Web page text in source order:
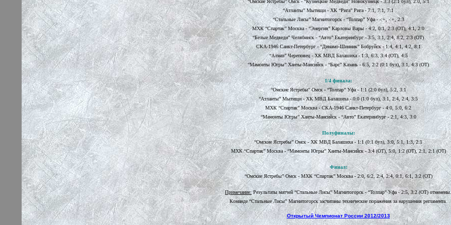
“Омские Ястребы” Омск - “Кузнецкие Медведи” Новокузнецк - 3:3 (2:1 бул), 2:0, 5:1
“Атланты” Мытищи - ХК “Рига” Рига - 7:1, 7:1, 7:1
“Стальные Лисы” Магнитогорск - “Толпар” Уфа - -:+, -:+, 2:3
МХК “Спартак” Москва - “Энергия” Карловы Вары - 4:2, 0:1, 2:3 (ОТ), 4:1, 2:0
“Белые Медведи” Челябинск - “Авто” Екатеринбург - 3:5, 3:1, 2:4, 8:2, 2:3 (ОТ)
СКА-1946 Санкт-Петербург - “Динамо-Шинник” Бобруйск - 1:4, 4:1, 4:2, 8:1
“Алмаз” Череповец - ХК МВД Балашиха - 1:3, 6:3, 3:4 (ОТ), 4:5
“Мамонты Югры” Ханты-Мансийск - “Барс” Казань - 6:5, 2:2 (0:1 бул), 3:1, 4:3 (ОТ)
1/4 финала:
“Омские Ястребы” Омск - “Толпар” Уфа - 1:1 (2:0 бул), 5:2, 3:1
“Атланты” Мытищи - ХК МВД Балашиха - 0:0 (1:0 бул), 3:1, 2:4, 2:4, 3:5
МХК “Спартак” Москва - СКА-1946 Санкт-Петербург - 4:0, 5:0, 6:2
“Мамонты Югры” Ханты-Мансийск - “Авто” Екатеринбург - 2:1, 4:3, 3:0
Полуфиналы:
“Омские Ястребы” Омск - ХК МВД Балашиха - 1:1 (0:1 бул), 3:0, 5:1, 1:3, 2:1
МХК “Спартак” Москва - “Мамонты Югры” Ханты-Мансийск - 3:4 (ОТ), 5:0, 1:2 (ОТ), 2:1, 2:1 (ОТ)
Финал:
“Омские Ястребы” Омск - МХК “Спартак” Москва - 2:0, 6:2, 2:4, 2:4, 0:1, 6:1, 3:2 (ОТ)
Примечание:Результаты матчей “Стальные Лисы” Магнитогорск - “Толпар” Уфа - 2:5, 3:2 (ОТ) отменены.
Команде “Стальные Лисы” Магнитогорск засчитаны технические поражения за нарушения регламента.
Открытый Чемпионат России 2012/2013